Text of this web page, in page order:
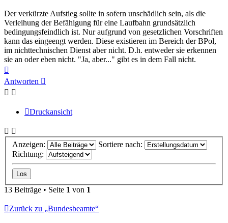
Der verkürzte Aufstieg sollte in sofern unschädlich sein, als die
Verleihung der Befähigung für eine Laufbahn grundsätzlich
bedingungsfeindlich ist. Nur aufgrund von gesetzlichen Vorschriften
kann das eingeengt werden. Diese existieren im Bereich der BPol,
im nichttechnischen Dienst aber nicht. D.h. entweder sie erkennen
sie an oder eben nicht. "Ja, aber..." gibt es in dem Fall nicht.
oben
Antworten
Druckansicht
Anzeigen:
Sortiere nach:
Richtung:
13 Beiträge • Seite 1 von 1
Zurück zu „Bundesbeamte“